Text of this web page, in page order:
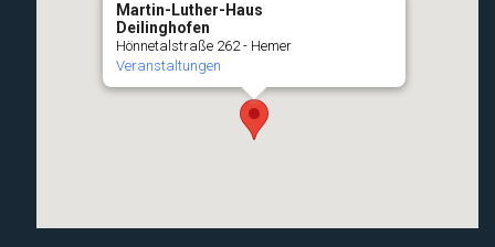
Martin-Luther-Haus
Deilinghofen
Hönnetalstraße 262 - Hemer
Veranstaltungen